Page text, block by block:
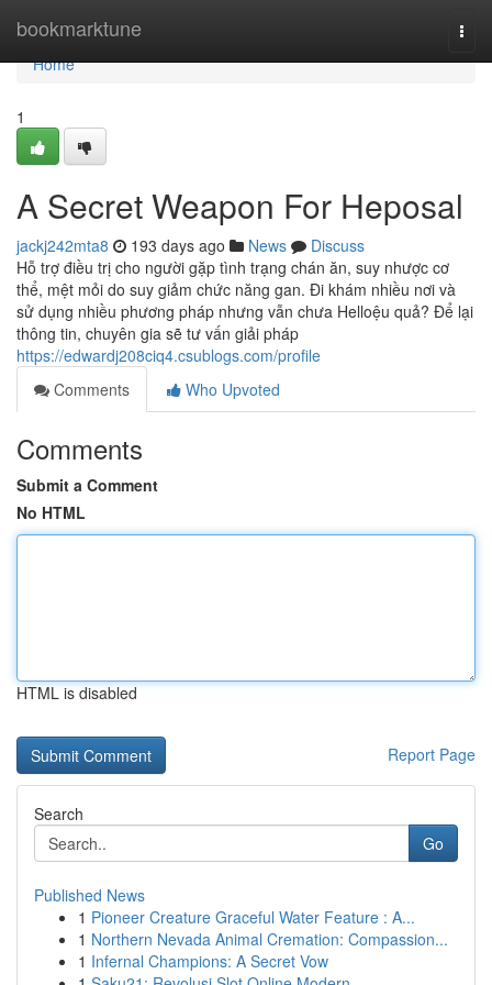
bookmarktune
Home
Home
1
A Secret Weapon For Heposal
jackj242mta8 193 days ago News
Discuss
Hỗ trợ điều trị cho người gặp tình trạng chán ăn, suy nhược cơ
thể, mệt mỏi do suy giảm chức năng gan. Đi khám nhiều nơi và
sử dụng nhiều phương pháp nhưng vẫn chưa Helloệu quả? Để lại
thông tin, chuyên gia sẽ tư vấn giải pháp
https://edwardj208ciq4.csublogs.com/profile
Comments
Who Upvoted
Comments
Submit a Comment
No HTML
HTML is disabled
Report Page
Search
Go
Published News
1 Pioneer Creature Graceful Water Feature : A...
1 Northern Nevada Animal Cremation: Compassion...
1 Infernal Champions: A Secret Vow